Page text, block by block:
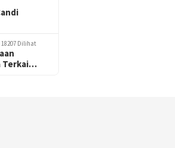
18207 Dilihat
Terkai…